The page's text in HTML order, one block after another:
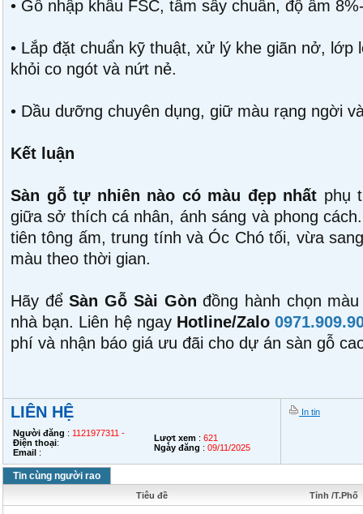
• Gỗ nhập khẩu FSC, tẩm sấy chuẩn, độ ẩm
• Lắp đặt chuẩn kỹ thuật, xử lý khe giãn nở, lớp
khỏi co ngót và nứt nẻ.
• Dầu dưỡng chuyên dụng, giữ màu rạng ngời
Kết luận
Sàn gỗ tự nhiên nào có màu đẹp nhất phụ
giữa sở thích cá nhân, ánh sáng và phong
tiên tông ấm, trung tính và Óc Chó tối, vừa
màu theo thời gian.
Hãy đểSàn Gỗ Sài Gòn đồng hành chọn
nhà bạn. Liên hệ ngay Hotline/Zalo
phí và nhận báo giá ưu đãi cho dự án sàn gỗ
LIÊN HỆ
Người đăng : 1121977311 -
Điện thoại:
Email :
Lượt xem : 621
Ngày đăng : 09/11/2025
In tin
Tin cùng người rao
Tiêu đề Tỉnh /T.Phố